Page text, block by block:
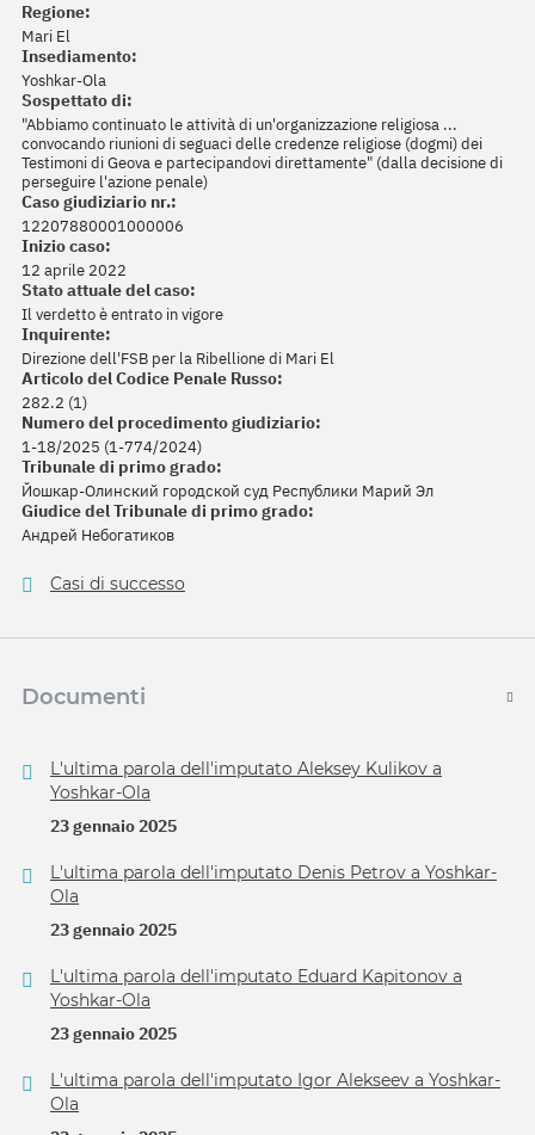
Regione:
Mari El
Insediamento:
Yoshkar-Ola
Sospettato di:
"Abbiamo continuato le attività di un'organizzazione religiosa ...
convocando riunioni di seguaci delle credenze religiose (dogmi) dei
Testimoni di Geova e partecipandovi direttamente" (dalla decisione di
perseguire l'azione penale)
Caso giudiziario nr.:
12207880001000006
Inizio caso:
12 aprile 2022
Stato attuale del caso:
Il verdetto è entrato in vigore
Inquirente:
Direzione dell'FSB per la Ribellione di Mari El
Articolo del Codice Penale Russo:
282.2 (1)
Numero del procedimento giudiziario:
1-18/2025 (1-774/2024)
Tribunale di primo grado:
Йошкар-Олинский городской суд Республики Марий Эл
Giudice del Tribunale di primo grado:
Андрей Небогатиков
Casi di successo
Documenti
L'ultima parola dell'imputato Aleksey Kulikov a
Yoshkar-Ola
23 gennaio 2025
L'ultima parola dell'imputato Denis Petrov a Yoshkar-
Ola
23 gennaio 2025
L'ultima parola dell'imputato Eduard Kapitonov a
Yoshkar-Ola
23 gennaio 2025
L'ultima parola dell'imputato Igor Alekseev a Yoshkar-
Ola